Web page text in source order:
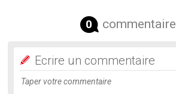
0 commentaire
Ecrire un commentaire